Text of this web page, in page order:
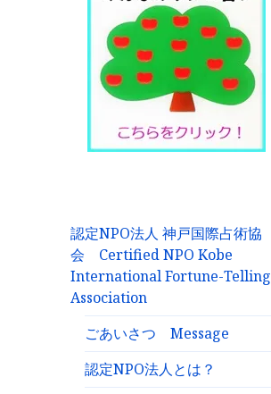
認定NPO法人 神戸国際占術協
会 Certified NPO Kobe
International Fortune-Telling
Association
ごあいさつ Message
認定NPO法人とは？